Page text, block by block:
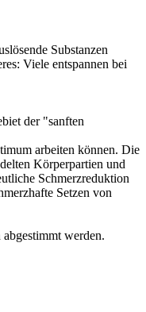
Substanzen
Viele entspannen bei
der "sanften
arbeiten können. Die
Körperpartien und
Schmerzreduktion
Setzen von
werden.